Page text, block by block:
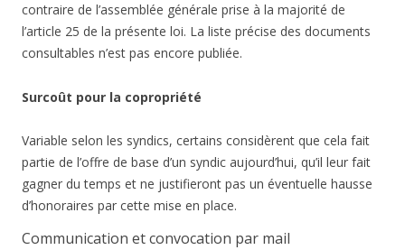
contraire de l’assemblée générale prise à la majorité de
l’article 25 de la présente loi. La liste précise des documents
consultables n’est pas encore publiée.
Surcoût pour la copropriété
Variable selon les syndics, certains considèrent que cela fait
partie de l’offre de base d’un syndic aujourd’hui, qu’il leur fait
gagner du temps et ne justifieront pas un éventuelle hausse
d’honoraires par cette mise en place.
Communication et convocation par mail